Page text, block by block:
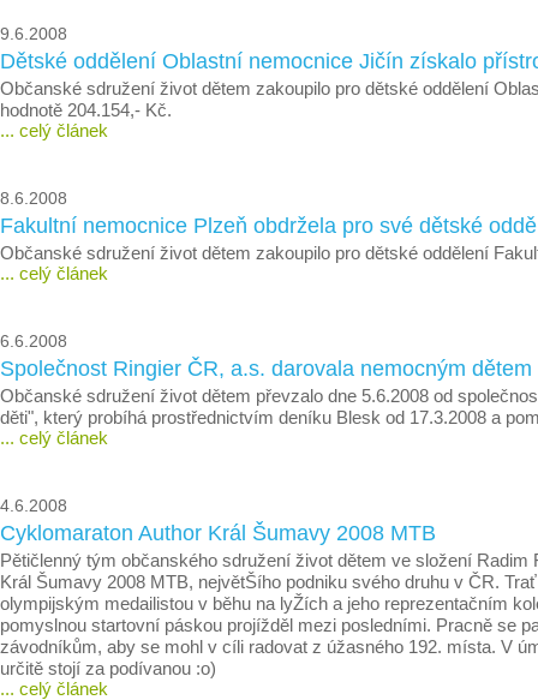
9.6.2008
Dětské oddělení Oblastní nemocnice Jičín získalo
Občanské sdružení život dětem zakoupilo pro dětské oddělení
hodnotě 204.154,- Kč.
... celý článek
8.6.2008
Fakultní nemocnice Plzeň obdržela pro své dětské
Občanské sdružení život dětem zakoupilo pro dětské oddělení
... celý článek
6.6.2008
Společnost Ringier ČR, a.s. darovala nemocným
Občanské sdružení život dětem převzalo dne 5.6.2008 od
děti", který probíhá prostřednictvím deníku Blesk od 17.3.2008 a
... celý článek
4.6.2008
Cyklomaraton Author Král Šumavy 2008 MTB
Pětičlenný tým občanského sdružení život dětem ve složení
Král Šumavy 2008 MTB, největŠího podniku svého druhu v ČR.
olympijským medailistou v běhu na lyŽích a jeho reprezentačním
pomyslnou startovní páskou projížděl mezi posledními. Pracně se
závodníkům, aby se mohl v cíli radovat z úžasného 192. místa. V
určitě stojí za podívanou :o)
... celý článek